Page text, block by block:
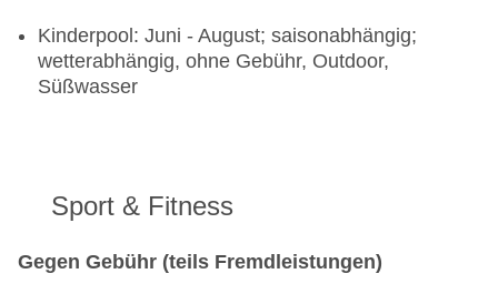
Kinderpool: Juni - August; saisonabhängig;
wetterabhängig, ohne Gebühr, Outdoor,
Süßwasser
Sport & Fitness
Gegen Gebühr (teils Fremdleistungen)